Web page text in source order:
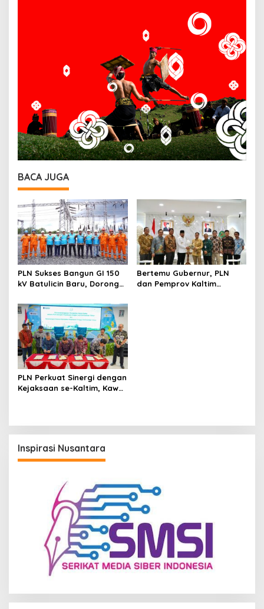
BACA JUGA
PLN Sukses Bangun GI 150
kV Batulicin Baru, Dorong
Batulicin
Bertemu Gubernur, PLN
dan Pemprov Kaltim
PLN Perkuat Sinergi dengan
Kejaksaan se-Kaltim, Kawal
Inspirasi Nusantara